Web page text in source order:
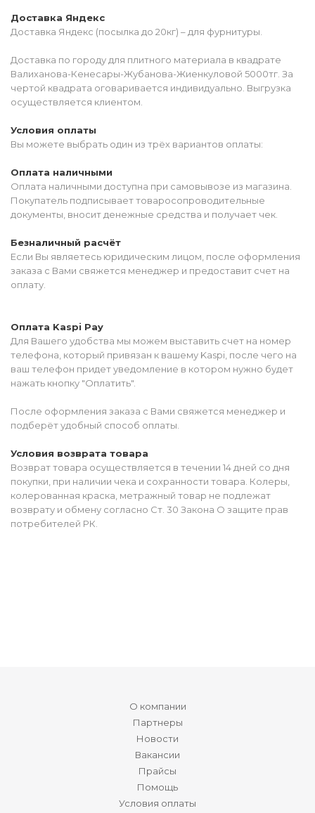
Доставка Яндекс
Доставка Яндекс (посылка до 20кг) – для фурнитуры.
Доставка по городу для плитного материала в квадрате
Валиханова-Кенесары-Жубанова-Жиенкуловой 5000тг. За
чертой квадрата оговаривается индивидуально. Выгрузка
осуществляется клиентом.
Условия оплаты
Вы можете выбрать один из трёх вариантов оплаты:
Оплата наличными
Оплата наличными доступна при самовывозе из магазина.
Покупатель подписывает товаросопроводительные
документы, вносит денежные средства и получает чек.
Безналичный расчёт
Если Вы являетесь юридическим лицом, после оформления
заказа с Вами свяжется менеджер и предоставит счет на
оплату.
Оплата Kaspi Pay
Для Вашего удобства мы можем выставить счет на номер
телефона, который привязан к вашему Kaspi, после чего на
ваш телефон придет уведомление в котором нужно будет
нажать кнопку "Оплатить".
После оформления заказа с Вами свяжется менеджер и
подберёт удобный способ оплаты.
Условия возврата товара
Возврат товара осуществляется в течении 14 дней со дня
покупки, при наличии чека и сохранности товара. Колеры,
колерованная краска, метражный товар не подлежат
возврату и обмену согласно Ст. 30 Закона О защите прав
потребителей РК.
О компании
Партнеры
Новости
Вакансии
Прайсы
Помощь
Условия оплаты